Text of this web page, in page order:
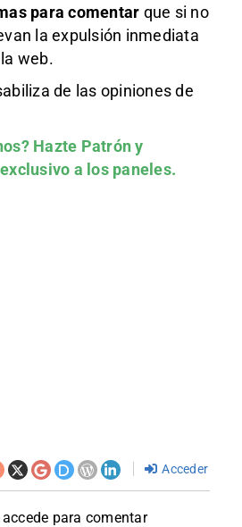
para comentar que si no
la expulsión inmediata
web.
de las opiniones de
Hazte Patróny
a los paneles.
Acceder
para comentar